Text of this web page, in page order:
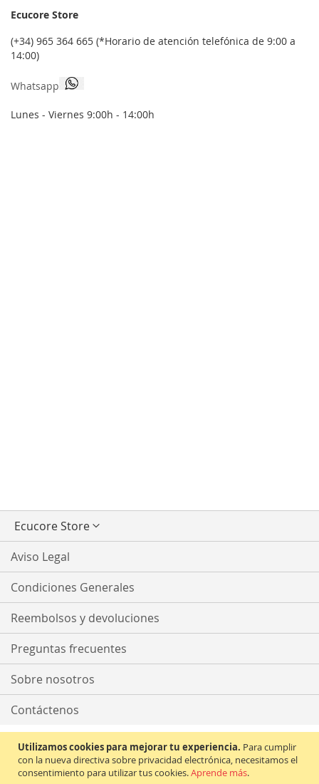
Utilizamos cookies para mejorar tu experiencia. Para cumplir
con la nueva directiva sobre privacidad electrónica, necesitamos el
consentimiento para utilizar tus cookies.Aprende más.
boletín
de
noticias:
Ecucore Store
(+34) 965 364 665 (*Horario de atención telefónica de 9:00 a
14:00)
Whatsapp
Lunes - Viernes 9:00h - 14:00h
tiendaEcucore Store
Aviso Legal
Condiciones Generales
Reembolsos y devoluciones
Preguntas frecuentes
Sobre nosotros
Contáctenos